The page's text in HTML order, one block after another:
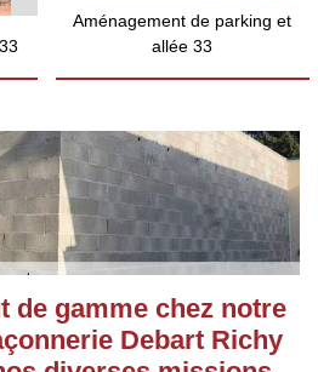
Aménagement de parking et
allée 33
de gamme chez notre
Debart Richy